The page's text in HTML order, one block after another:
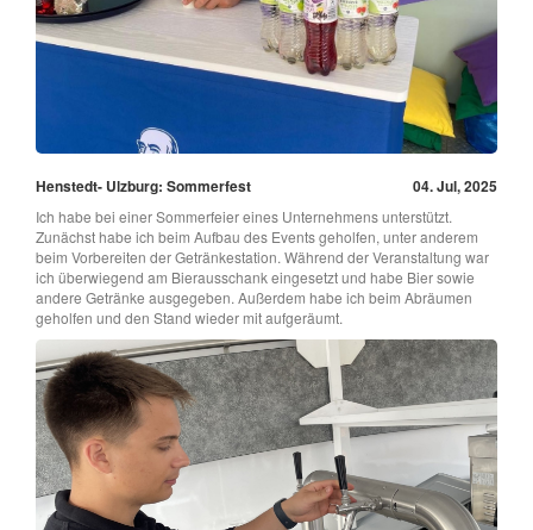
Henstedt- Ulzburg: Sommerfest 04. Jul, 2025
Ich habe bei einer Sommerfeier eines Unternehmens unterstützt.
Zunächst habe ich beim Aufbau des Events geholfen, unter anderem
beim Vorbereiten der Getränkestation. Während der Veranstaltung war
ich überwiegend am Bierausschank eingesetzt und habe Bier sowie
andere Getränke ausgegeben. Außerdem habe ich beim Abräumen
geholfen und den Stand wieder mit aufgeräumt.